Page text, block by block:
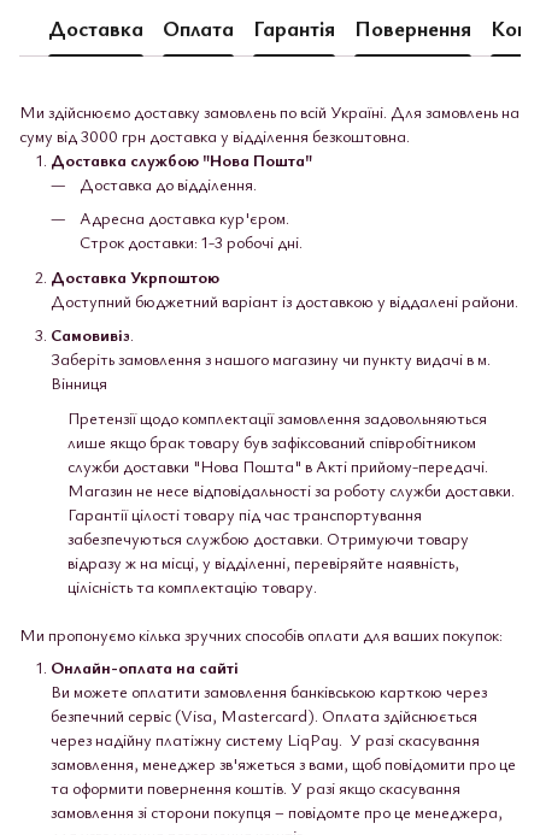
Доставка Оплата Гарантія Повернення
Ми здійснюємо доставку замовлень по всій Україні. Для замовлень на
суму від 3000 грн доставка у відділення безкоштовна.
Доставка службою "Нова Пошта"
Доставка до відділення.
Адресна доставка кур'єром.
Строк доставки: 1-3 робочі дні.
Доставка Укрпоштою
Доступний бюджетний варіант із доставкою у віддалені райони.
Самовивіз.
Заберіть замовлення з нашого магазину чи пункту видачі в м.
Вінниця
Претензії щодо комплектації замовлення задовольняються
лише якщо брак товару був зафіксований співробітником
служби доставки "Нова Пошта" в Акті прийому-передачі.
Магазин не несе відповідальності за роботу служби доставки.
Гарантії цілості товару під час транспортування
забезпечуються службою доставки. Отримуючи товару
відразу ж на місці, у відділенні, перевіряйте наявність,
цілісність та комплектацію товару.
Ми пропонуємо кілька зручних способів оплати для ваших покупок:
Онлайн-оплата на сайті
Ви можете оплатити замовлення банківською карткою через
безпечний сервіс (Visa, Mastercard). Оплата здійснюється
через надійну платіжну систему LiqPay. У разі скасування
замовлення, менеджер зв'яжеться з вами, щоб повідомити про це
та оформити повернення коштів. У разі якщо скасування
замовлення зі сторони покупця – повідомте про це менеджера,